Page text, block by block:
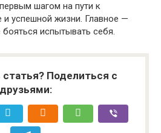
шагом на пути к
и успешной жизни. Главное —
бояться испытывать себя.
Поделиться с
друзьями: